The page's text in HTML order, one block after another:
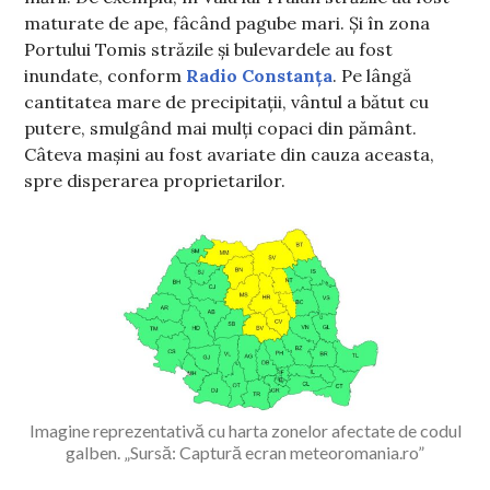
maturate de ape, fâcând pagube mari. Și în zona
Portului Tomis străzile și bulevardele au fost
inundate, conform Radio Constanța. Pe lângă
cantitatea mare de precipitații, vântul a bătut cu
putere, smulgând mai mulți copaci din pământ.
Câteva mașini au fost avariate din cauza aceasta,
spre disperarea proprietarilor.
Imagine reprezentativă cu harta zonelor afectate de codul
galben. „Sursă: Captură ecran meteoromania.ro”